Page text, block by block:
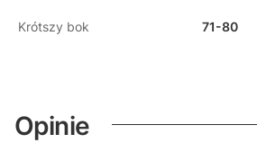
Krótszy bok 71-80
Opinie